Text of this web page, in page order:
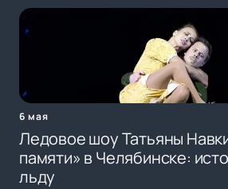
6 мая
Ледовое шоу Татьяны
памяти» в Челябинске:
льду